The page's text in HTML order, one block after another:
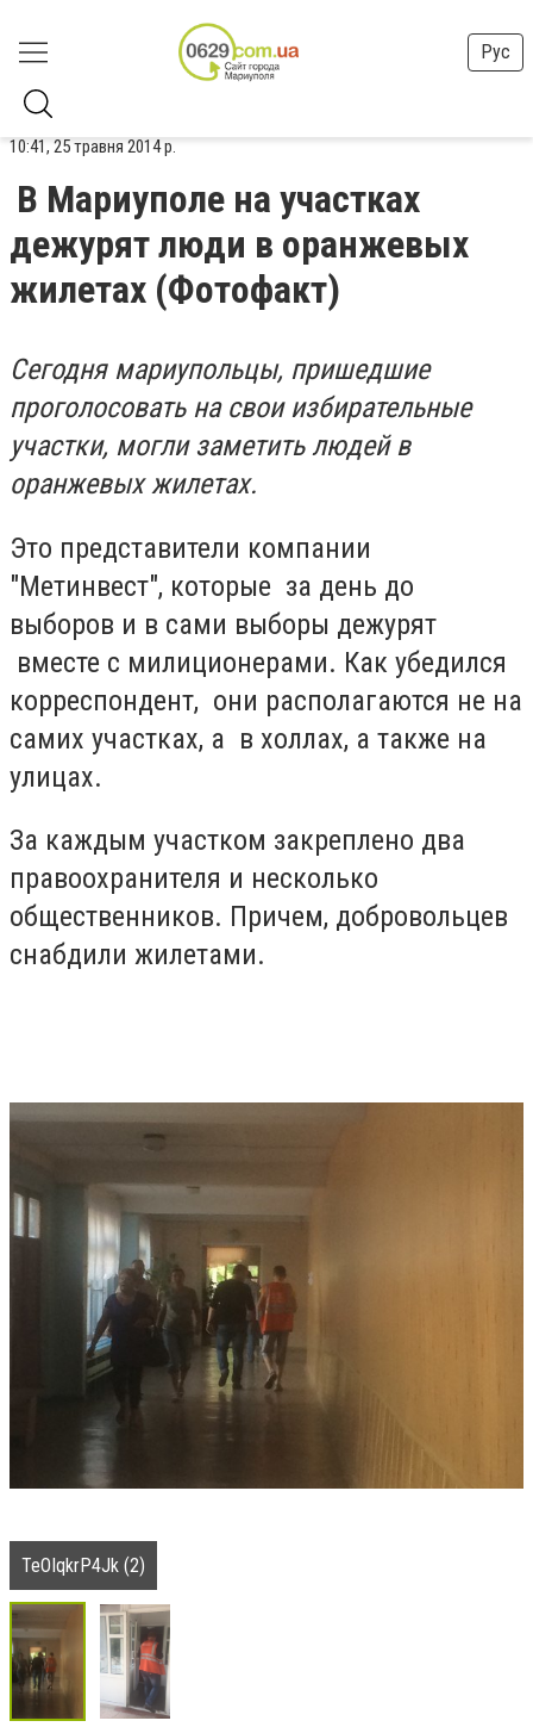
Рус
10:41, 25 травня 2014 р.
В Мариуполе на участках
дежурят люди в оранжевых
жилетах (Фотофакт)
Сегодня мариупольцы, пришедшие
проголосовать на свои избирательные
участки, могли заметить людей в
оранжевых жилетах.
Это представители компании
"Метинвест", которые за день до
выборов и в сами выборы дежурят
вместе с милиционерами. Как убедился
корреспондент, они располагаются не на
самих участках, а в холлах, а также на
улицах.
За каждым участком закреплено два
правоохранителя и несколько
общественников. Причем, добровольцев
снабдили жилетами.
TeOIqkrP4Jk (2)